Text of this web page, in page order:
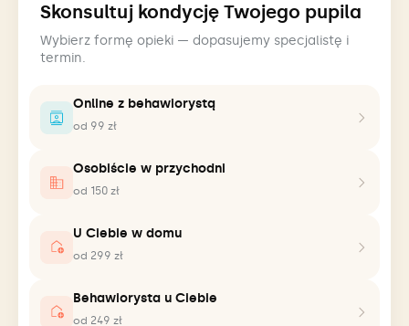
Skonsultuj kondycję Twojego pupila
Wybierz formę opieki — dopasujemy specjalistę i
termin.
Online z behawiorystą
od 99 zł
Osobiście w przychodni
od 150 zł
U Ciebie w domu
od 299 zł
Behawiorysta u Ciebie
od 249 zł